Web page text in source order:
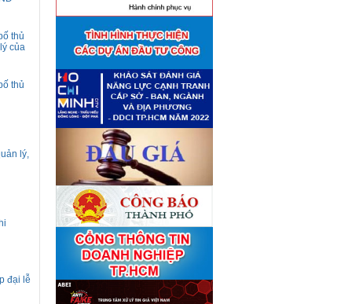
thủ
của
thủ
lý,
đại lễ
Thuê đơn vị tư vấn thẩm định
giá tài sản theo 09 Yêu cầu
định giá tài sản (04/08)
■ Quyết định số 4489/QĐ-
UBND ngày 21 tháng 7 năm
2026 của Ủy ban nhân dân
Thành phố về việc công bố
danh mục thủ tục hành chính
bị bãi bỏ lĩnh vực Công nghệ
thông tin thuộc phạm vi chức
năng quản lý của Sở Tài
chính (27/07)
Quyết định số 4477/QĐ-
UBND ngày 20 tháng 7 năm
2026 của Ủy ban nhân dân
Thành phố về việc công bố
danh mục thủ tục hành chính
nội bộ mới ban hành lĩnh vực
Công nghệ thông tin thuộc
phạm vi chức năng quản lý
của Sở Tài chính (27/07)
■
Thuê đơn vị tư vấn thẩm định
giá số C45701 (lần 2)
(27/07)